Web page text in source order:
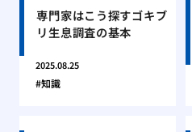
専門家はこう探すゴキブ
リ生息調査の基本
2025.08.25
知識